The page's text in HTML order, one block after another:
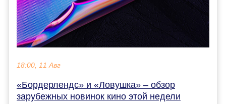
18:00, 11 Авг
«Бордерлендс» и «Ловушка» – обзор
зарубежных новинок кино этой недели